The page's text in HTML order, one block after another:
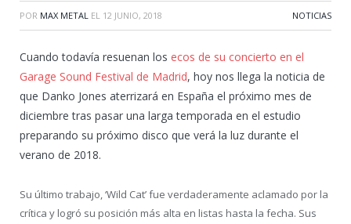
POR MAX METAL EL 12 JUNIO, 2018 NOTICIAS
Cuando todavía resuenan los ecos de su concierto en el
Garage Sound Festival de Madrid, hoy nos llega la noticia de
que Danko Jones aterrizará en España el próximo mes de
diciembre tras pasar una larga temporada en el estudio
preparando su próximo disco que verá la luz durante el
verano de 2018.
Su último trabajo, ‘Wild Cat’ fue verdaderamente aclamado por la
crítica y logró su posición más alta en listas hasta la fecha. Sus